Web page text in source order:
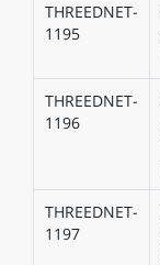
THREEDNET-
1195
THREEDNET-
1196
THREEDNET-
1197